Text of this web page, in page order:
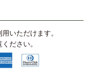
惣菜の取扱いが始ま
いただけます。
ださい。